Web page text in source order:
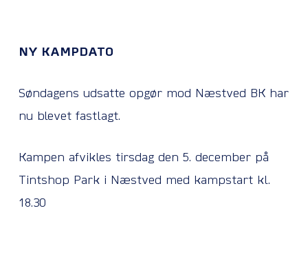
NY KAMPDATO
Søndagens udsatte opgør mod Næstved BK har
nu blevet fastlagt.
Kampen afvikles tirsdag den 5. december på
Tintshop Park i Næstved med kampstart kl.
18.30